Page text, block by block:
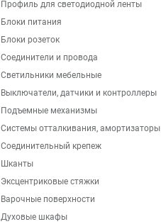
Профиль для светодиодной ленты
Блоки питания
Блоки розеток
Соединители и провода
Светильники мебельные
Выключатели, датчики и контроллеры
Подъемные механизмы
Системы отталкивания, амортизаторы
Соединительный крепеж
Шканты
Эксцентриковые стяжки
Варочные поверхности
Духовые шкафы